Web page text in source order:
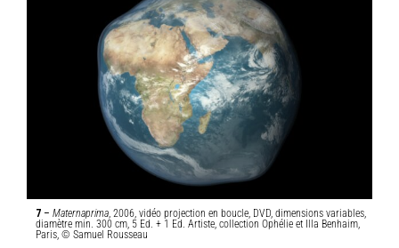
7 – Maternaprima, 2006, vidéo projection en boucle, DVD, dimensions variables,
diamètre min. 300 cm, 5 Ed. + 1 Ed. Artiste, collection Ophélie et Illa Benhaim,
Paris, © Samuel Rousseau